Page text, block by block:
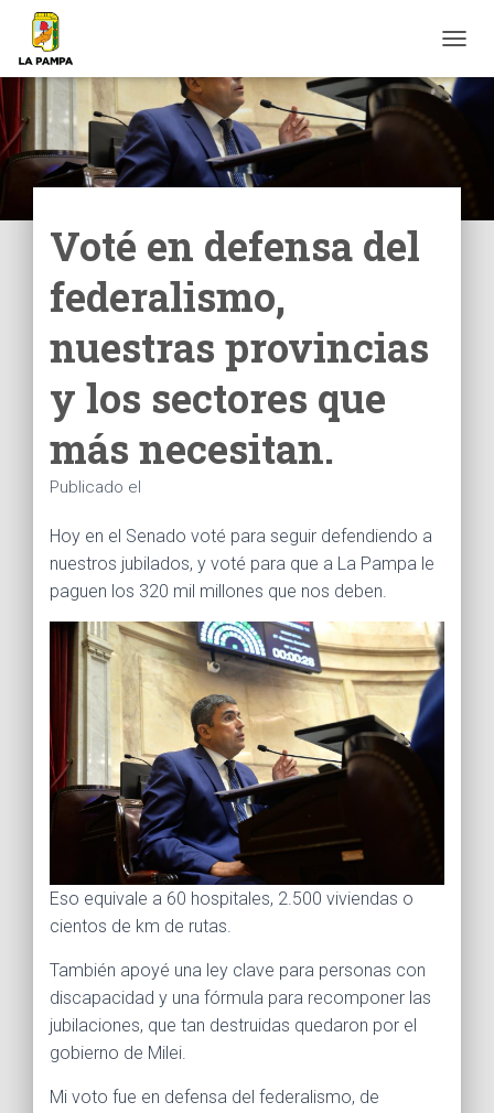
A
M
O
Voté en defensa del
federalismo,
nuestras provincias
y los sectores que
más necesitan.
Publicado el
Hoy en el Senado voté para seguir defendiendo a
nuestros jubilados, y voté para que a La Pampa le
paguen los 320 mil millones que nos deben.
Eso equivale a 60 hospitales, 2.500 viviendas o
cientos de km de rutas.
También apoyé una ley clave para personas con
discapacidad y una fórmula para recomponer las
jubilaciones, que tan destruidas quedaron por el
gobierno de Milei.
Mi voto fue en defensa del federalismo, de